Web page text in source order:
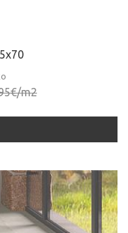
m2